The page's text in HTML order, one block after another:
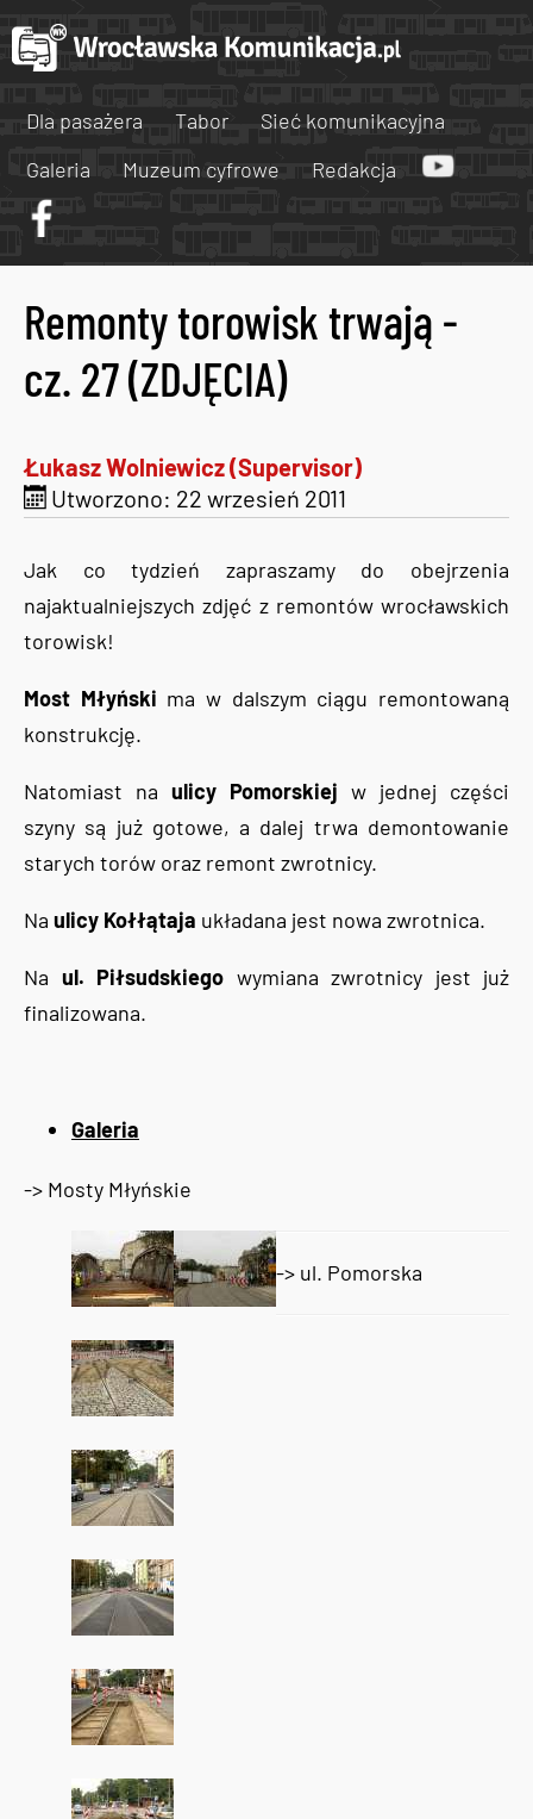
Dla pasażera Tabor
Sieć komunikacyjna
Galeria
Muzeum cyfrowe Redakcja
Remonty torowisk trwają -
cz. 27 (ZDJĘCIA)
Łukasz Wolniewicz (Supervisor)
Utworzono: 22 wrzesień 2011
Jak co tydzień zapraszamy do obejrzenia
najaktualniejszych zdjęć z remontów wrocławskich
torowisk!
Most Młyński ma w dalszym ciągu remontowaną
konstrukcję.
Natomiast na ulicy Pomorskiej w jednej części
szyny są już gotowe, a dalej trwa demontowanie
starych torów oraz remont zwrotnicy.
Na ulicy Kołłątaja układana jest nowa zwrotnica.
Na ul. Piłsudskiego wymiana zwrotnicy jest już
finalizowana.
Galeria
-> Mosty Młyńskie
-> ul. Pomorska